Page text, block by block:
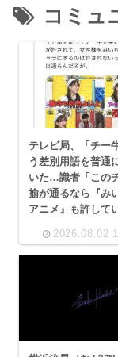
コミュ
テレビ局、「チー
う差別用語を普通
いた…識者「この
揄が通るなら『み
アニメ』も許して
2026.08.02